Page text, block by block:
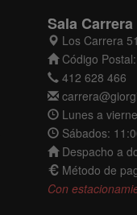
Sala Carrera
Los Carrera
Código
412 628 466
Lunes a
Sábados:
Despacho a
Método de
Con